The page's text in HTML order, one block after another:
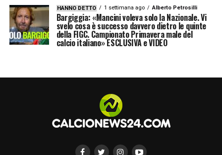
HANNO DETTO 1 settimana ago Alberto Petrosilli
Bargiggia: «Mancini voleva solo la Nazionale. Vi
svelo cosa è successo davvero dietro le quinte
della FIGC. Campionato Primavera male del
calcio italiano» ESCLUSIVA e VIDEO